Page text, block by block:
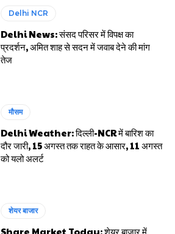
Delhi NCR
Delhi News: संसद परिसर में विपक्ष का
प्रदर्शन, अमित शाह से सदन में जवाब देने की मांग
तेज
मौसम
Delhi Weather: दिल्ली-NCR में बारिश का
दौर जारी, 15 अगस्त तक राहत के आसार, 11 अगस्त
को यलो अलर्ट
शेयर बाजार
Share Market Today: शेयर बाजार में